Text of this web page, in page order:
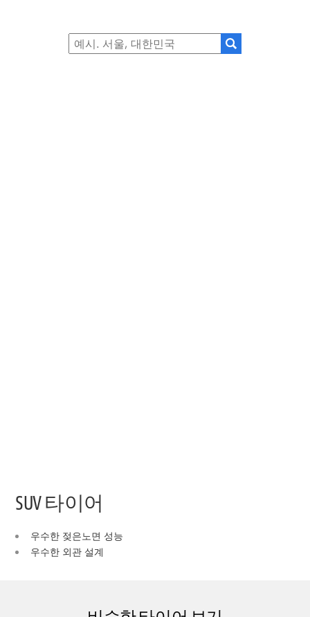
SUV 타이어
우수한 젖은노면 성능
우수한 외관 설계